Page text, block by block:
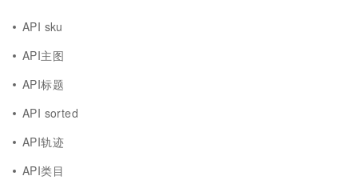
API sku
API主图
API标题
API sorted
API轨迹
API类目